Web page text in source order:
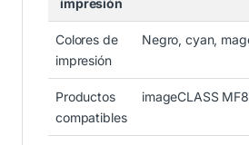
Colores de
impresión
Negro, cyan,
Productos
compatibles
imageCLASS